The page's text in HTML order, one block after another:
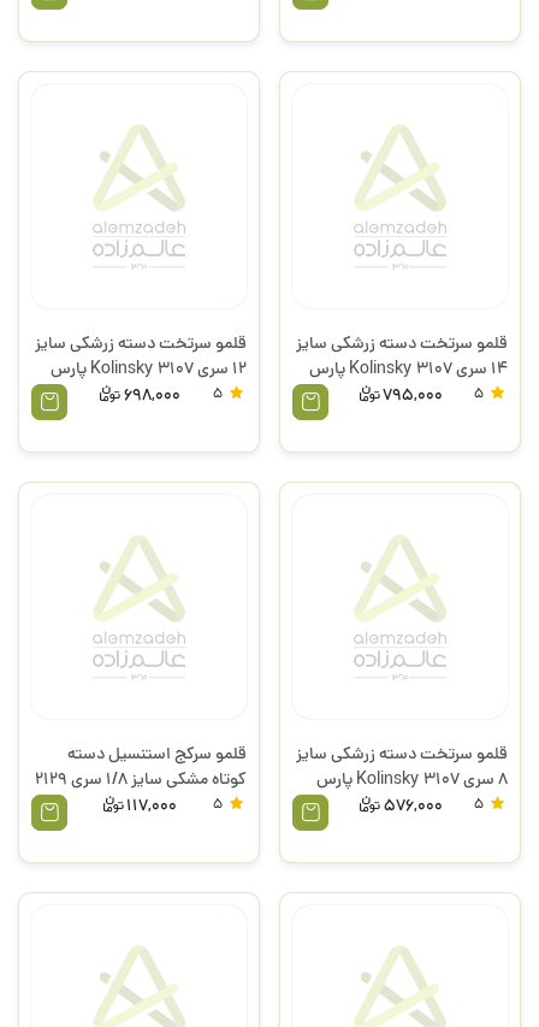
قلمو سرتخت دسته زرشکی سایز
14 سری 3107 Kolinsky پارس
آرت
795,000
قلمو سرتخت دسته زرشکی سایز
12 سری 3107 Kolinsky پارس
آرت
698,000
قلمو سرتخت دسته زرشکی سایز
8 سری 3107 Kolinsky پارس
آرت
576,000
قلمو سرکج استنسیل دسته
کوتاه مشکی سایز 1/8 سری 2129
پارس آرت
117,000